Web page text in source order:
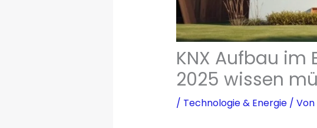
KNX Aufbau im
2025 wissen
/ Technologie & Energie/ Von